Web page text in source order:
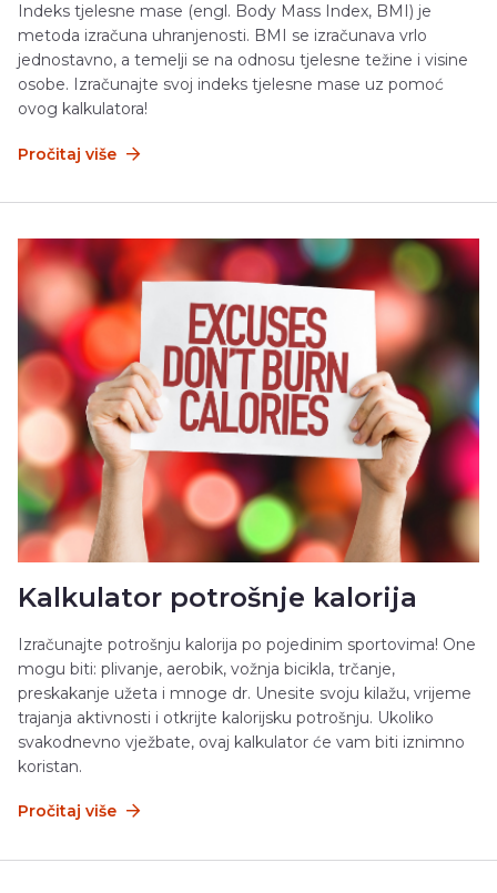
Indeks tjelesne mase (engl. Body Mass Index, BMI) je
metoda izračuna uhranjenosti. BMI se izračunava vrlo
jednostavno, a temelji se na odnosu tjelesne težine i visine
osobe. Izračunajte svoj indeks tjelesne mase uz pomoć
ovog kalkulatora!
Pročitaj više
Kalkulator potrošnje kalorija
Izračunajte potrošnju kalorija po pojedinim sportovima! One
mogu biti: plivanje, aerobik, vožnja bicikla, trčanje,
preskakanje užeta i mnoge dr. Unesite svoju kilažu, vrijeme
trajanja aktivnosti i otkrijte kalorijsku potrošnju. Ukoliko
svakodnevno vježbate, ovaj kalkulator će vam biti iznimno
koristan.
Pročitaj više